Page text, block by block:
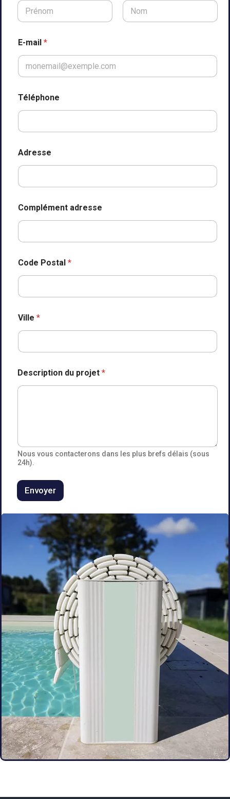
E-mail *
Téléphone
Adresse
Complément adresse
Code Postal *
Ville *
u
f
e
e
t
Description du projet *
Nous vous contacterons dans les plus brefs délais (sous
24h).
Envoyer